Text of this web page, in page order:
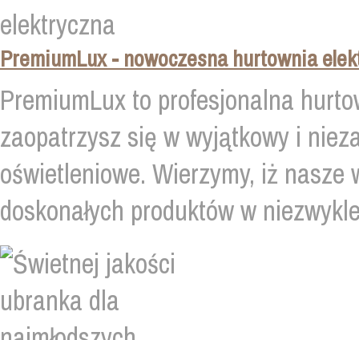
PremiumLux - nowoczesna hurtownia
PremiumLux to profesjonalna
zaopatrzysz się w wyjątkowy i
oświetleniowe. Wierzymy, iż
doskonałych produktów w